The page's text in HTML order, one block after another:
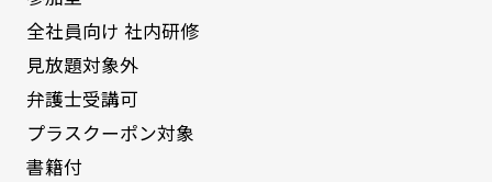
全社員向け 社内研修
見放題対象外
弁護士受講可
プラスクーポン対象
書籍付